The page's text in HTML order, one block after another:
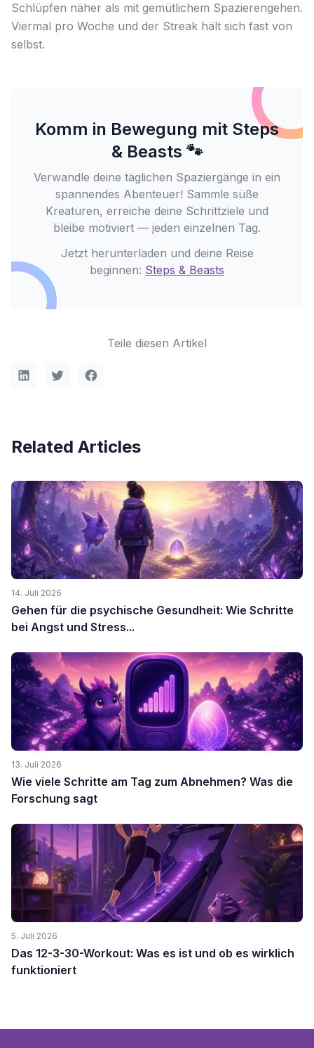
Schlüpfen näher als mit gemütlichem Spazierengehen.
Viermal pro Woche und der Streak hält sich fast von
selbst.
Komm in Bewegung mit Steps
& Beasts 🐾
Verwandle deine täglichen Spaziergänge in ein
spannendes Abenteuer! Sammle süße
Kreaturen, erreiche deine Schrittziele und
bleibe motiviert — jeden einzelnen Tag.
Jetzt herunterladen und deine Reise
beginnen: Steps & Beasts
Teile diesen Artikel
Related Articles
14. Juli 2026
Gehen für die psychische Gesundheit: Wie Schritte
bei Angst und Stress...
13. Juli 2026
Wie viele Schritte am Tag zum Abnehmen? Was die
Forschung sagt
5. Juli 2026
Das 12-3-30-Workout: Was es ist und ob es wirklich
funktioniert